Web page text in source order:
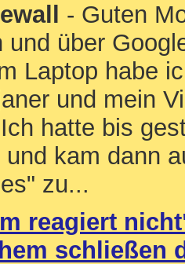
- Guten
und über
Laptop habe
und mein
hatte bis
und kam dann
zu...
reagiert
schließen